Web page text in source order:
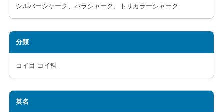
シルバーシャーク、バラシャーク、トリカラーシャーク
分類
コイ目 コイ科
英名